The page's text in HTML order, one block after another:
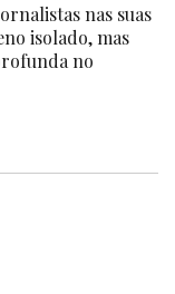
nas suas
isolado, mas
no